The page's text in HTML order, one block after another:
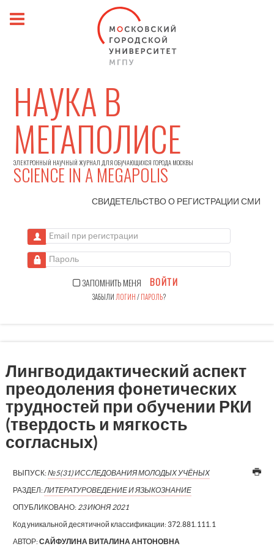
НАУКА В
МЕГАПОЛИСЕ
ЭЛЕКТРОННЫЙ НАУЧНЫЙ ЖУРНАЛ ДЛЯ ОБУЧАЮЩИХСЯ ГОРОДА МОСКВЫ
SCIENCE IN A MEGAPOLIS
СВИДЕТЕЛЬСТВО О РЕГИСТРАЦИИСМИ
Email при регистрации
Пароль
ЗАПОМНИТЬ МЕНЯ ВОЙТИ
ЗАБЫЛИ ЛОГИН/ПАРОЛЬ?
Лингводидактический аспект
преодоления фонетических
трудностей при обучении РКИ
(твердость и мягкость
согласных)
ВЫПУСК:№5(31) ИССЛЕДОВАНИЯ МОЛОДЫХ УЧЁНЫХ
РАЗДЕЛ:ЛИТЕРАТУРОВЕДЕНИЕ И ЯЗЫКОЗНАНИЕ
ОПУБЛИКОВАНО: 23 ИЮНЯ 2021
Код уникальной десятичной классификации: 372.881.111.1
АВТОР:САЙФУЛИНА ВИТАЛИНА АНТОНОВНА